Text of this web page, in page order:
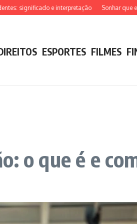
significado e interpretação Sonhar que está
ESPORTES FILMES
o que é e